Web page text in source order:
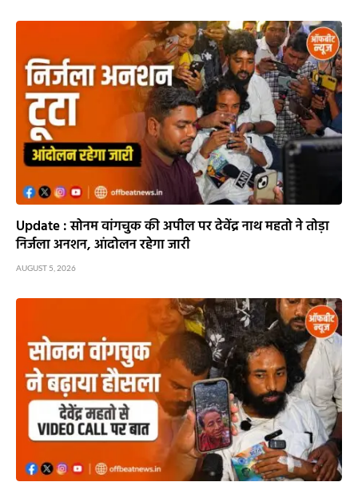
Update : सोनम वांगचुक की अपील पर देवेंद्र नाथ महतो ने तोड़ा
निर्जला अनशन, आंदोलन रहेगा जारी
AUGUST 5, 2026